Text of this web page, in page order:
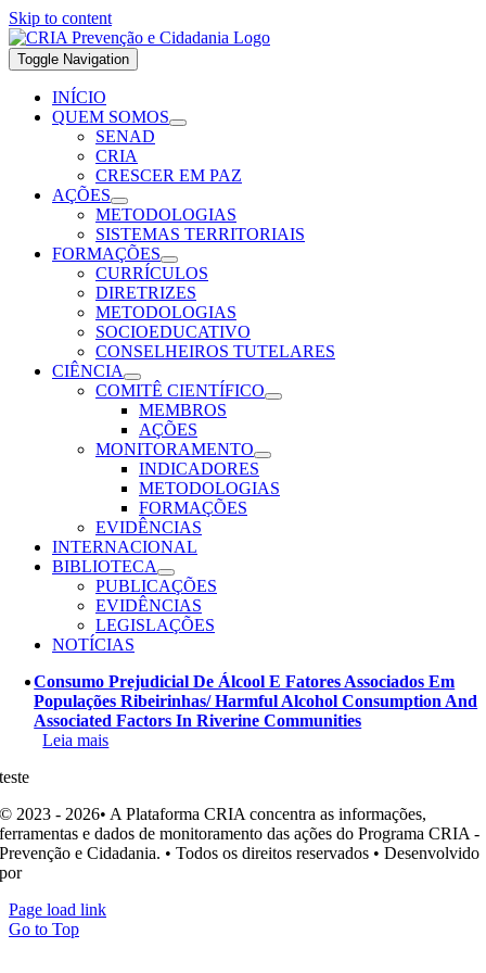
Skip to content
Toggle Navigation
INÍCIO
QUEM SOMOS
SENAD
CRIA
CRESCER EM PAZ
AÇÕES
METODOLOGIAS
SISTEMAS TERRITORIAIS
FORMAÇÕES
CURRÍCULOS
DIRETRIZES
METODOLOGIAS
SOCIOEDUCATIVO
CONSELHEIROS TUTELARES
CIÊNCIA
COMITÊ CIENTÍFICO
MEMBROS
AÇÕES
MONITORAMENTO
INDICADORES
METODOLOGIAS
FORMAÇÕES
EVIDÊNCIAS
INTERNACIONAL
BIBLIOTECA
PUBLICAÇÕES
EVIDÊNCIAS
LEGISLAÇÕES
NOTÍCIAS
Consumo Prejudicial De Álcool E Fatores Associados Em
Populações Ribeirinhas/ Harmful Alcohol Consumption And
Associated Factors In Riverine Communities
Leia mais
teste
© 2023 - 2026• A Plataforma CRIA concentra as informações,
ferramentas e dados de monitoramento das ações do Programa CRIA -
Prevenção e Cidadania. • Todos os direitos reservados • Desenvolvido
por
Page load link
Go to Top